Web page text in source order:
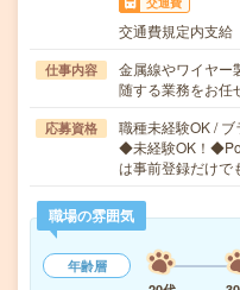
交通費規定内支給
仕事内容
金属線やワイヤー
随する業務をお
応募資格
職種未経験OK /
◆未経験OK！
は事前登録だけ
職場の雰囲気
年齢層